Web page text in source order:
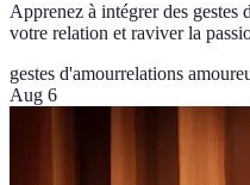
Apprenez à intégrer des
votre relation et raviver la
gestes d'amourrelations
Aug 6